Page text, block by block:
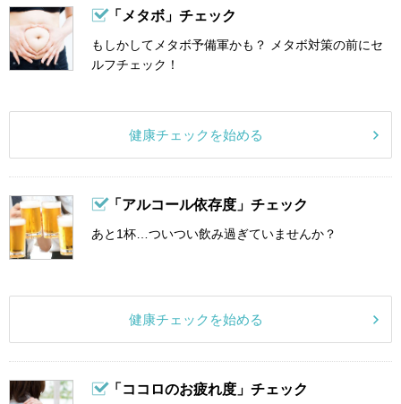
「メタボ」チェック
もしかしてメタボ予備軍かも？ メタボ対策の前にセ
ルフチェック！
健康チェックを始める
「アルコール依存度」チェック
あと1杯…ついつい飲み過ぎていませんか？
健康チェックを始める
「ココロのお疲れ度」チェック